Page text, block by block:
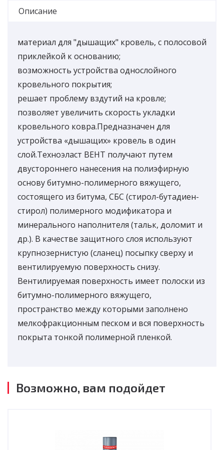
Описание
материал для "дышащих" кровель, с полосовой
приклейкой к основанию;
возможность устройства однослойного
кровельного покрытия;
решает проблему вздутий на кровле;
позволяет увеличить скорость укладки
кровельного ковра.Предназначен для
устройства «дышащих» кровель в один
слой.Техноэласт ВЕНТ получают путем
двустороннего нанесения на полиэфирную
основу битумно-полимерного вяжущего,
состоящего из битума, СБС (стирол-бутадиен-
стирол) полимерного модификатора и
минерального наполнителя (тальк, доломит и
др.). В качестве защитного слоя используют
крупнозернистую (сланец) посыпку сверху и
вентилируемую поверхность снизу.
Вентилируемая поверхность имеет полоски из
битумно-полимерного вяжущего,
пространство между которыми заполнено
мелкофракционным песком и вся поверхность
покрыта тонкой полимерной пленкой.
Возможно, вам подойдет